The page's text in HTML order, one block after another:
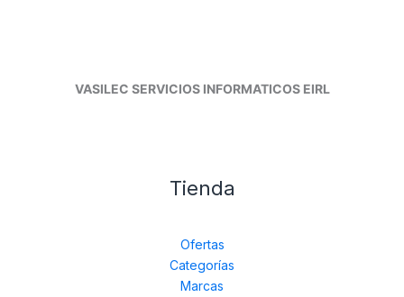
VASILEC SERVICIOS INFORMATICOS EIRL
Tienda
Ofertas
Categorías
Marcas